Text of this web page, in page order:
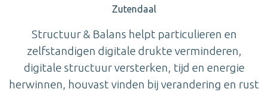
Zutendaal
Structuur & Balans helpt particulieren en
zelfstandigen digitale drukte verminderen,
digitale structuur versterken, tijd en energie
herwinnen, houvast vinden bij verandering en rust